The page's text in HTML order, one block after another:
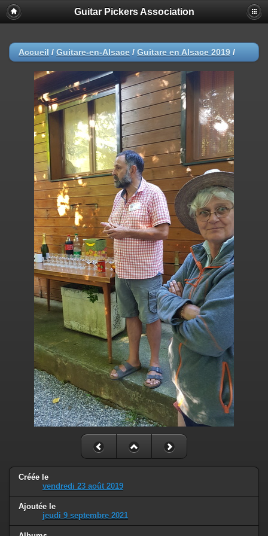
Guitar Pickers Association
Accueil / Guitare-en-Alsace / Guitare en Alsace 2019 /
Créée le
vendredi 23 août 2019
Ajoutée le
jeudi 9 septembre 2021